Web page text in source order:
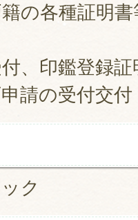
の各種証明
、印鑑登録
請の受付交付
ク